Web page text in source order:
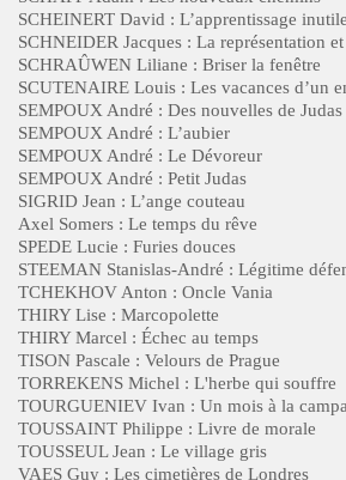
SCHEINERT David : L’apprentissage inutile
SCHNEIDER Jacques : La représentation
SCHRAÛWEN Liliane : Briser la fenêtre
SCUTENAIRE Louis : Les vacances d’un
SEMPOUX André : Des nouvelles de Judas
SEMPOUX André : L’aubier
SEMPOUX André : Le Dévoreur
SEMPOUX André : Petit Judas
SIGRID Jean : L’ange couteau
Axel Somers : Le temps du rêve
SPEDE Lucie : Furies douces
STEEMAN Stanislas-André : Légitime
TCHEKHOV Anton : Oncle Vania
THIRY Lise : Marcopolette
THIRY Marcel : Échec au temps
TISON Pascale : Velours de Prague
TORREKENS Michel : L'herbe qui souffre
TOURGUENIEV Ivan : Un mois à la
TOUSSAINT Philippe : Livre de morale
TOUSSEUL Jean : Le village gris
VAES Guy : Les cimetières de Londres